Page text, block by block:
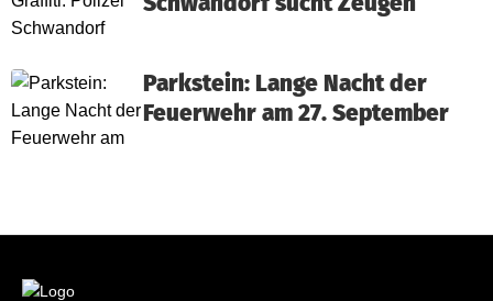
Parkstein: Lange Nacht der
Feuerwehr am 27. September